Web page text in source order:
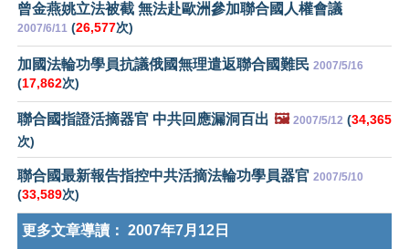
曾金燕姚立法被截 無法赴歐洲參加聯合國人權會議
2007/6/11 (26,577次)
加國法輪功學員抗議俄國無理遣返聯合國難民 2007/5/16
(17,862次)
聯合國指證活摘器官 中共回應漏洞百出 🖼️ 2007/5/12 (34,365
次)
聯合國最新報告指控中共活摘法輪功學員器官 2007/5/10
(33,589次)
更多文章導讀： 2007年7月12日